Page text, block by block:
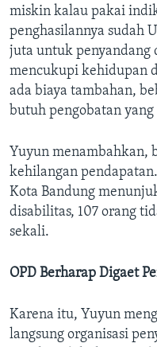
miskin kalau pakai
penghasilannya sudah
juta untuk penyandang
mencukupi kehidupan
ada biaya tambahan,
butuh pengobatan
Yuyun menambahkan,
kehilangan
Kota Bandung
disabilitas, 107 orang
sekali.
OPD Berharap Digaet
Karena itu, Yuyun
langsung organisasi